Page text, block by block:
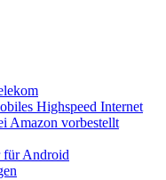
Highspeed Internet
Amazon vorbestellt
für Android